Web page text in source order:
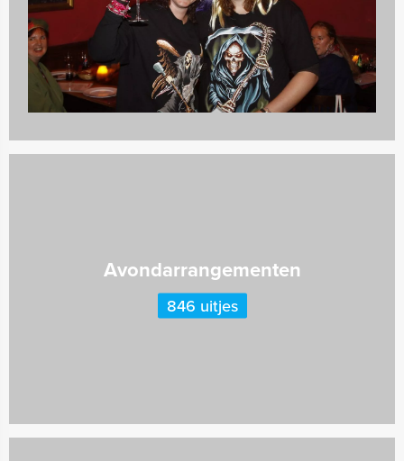
797 uitjes
Avondarrangementen
846 uitjes